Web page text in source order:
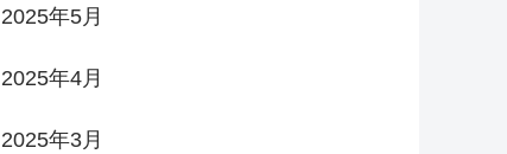
2025年5月
2025年4月
2025年3月